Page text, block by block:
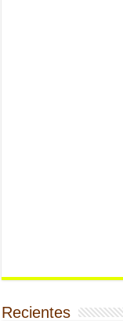
Recientes